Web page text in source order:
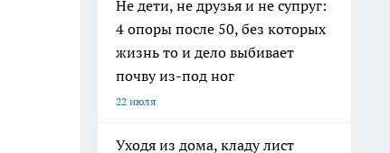
Не дети, не друзья и не супруг:
4 опоры после 50, без которых
жизнь то и дело выбивает
почву из-под ног
22 июля
Уходя из дома, кладу лист